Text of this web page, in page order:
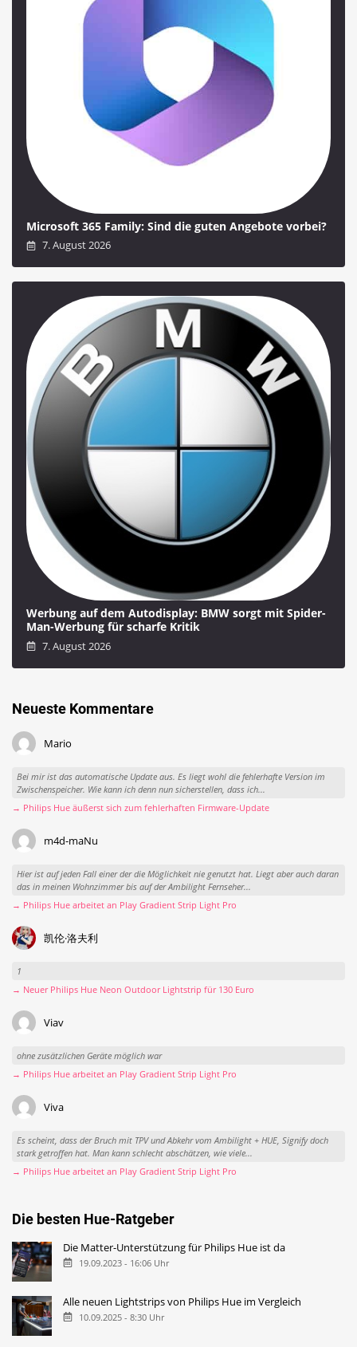
Microsoft 365 Family: Sind die guten Angebote vorbei?
7. August 2026
Werbung auf dem Autodisplay: BMW sorgt mit Spider-
Man-Werbung für scharfe Kritik
7. August 2026
Neueste Kommentare
Mario
Bei mir ist das automatische Update aus. Es liegt wohl die fehlerhafte Version im
Zwischenspeicher. Wie kann ich denn nun sicherstellen, dass ich...
→ Philips Hue äußerst sich zum fehlerhaften Firmware-Update
m4d-maNu
Hier ist auf jeden Fall einer der die Möglichkeit nie genutzt hat. Liegt aber auch daran
das in meinen Wohnzimmer bis auf der Ambilight Fernseher...
→ Philips Hue arbeitet an Play Gradient Strip Light Pro
凯伦·洛夫利
1
→ Neuer Philips Hue Neon Outdoor Lightstrip für 130 Euro
Viav
ohne zusätzlichen Geräte möglich war
→ Philips Hue arbeitet an Play Gradient Strip Light Pro
Viva
Es scheint, dass der Bruch mit TPV und Abkehr vom Ambilight + HUE, Signify doch
stark getroffen hat. Man kann schlecht abschätzen, wie viele...
→ Philips Hue arbeitet an Play Gradient Strip Light Pro
Die besten Hue-Ratgeber
Die Matter-Unterstützung für Philips Hue ist da
19.09.2023 - 16:06 Uhr
Alle neuen Lightstrips von Philips Hue im Vergleich
10.09.2025 - 8:30 Uhr